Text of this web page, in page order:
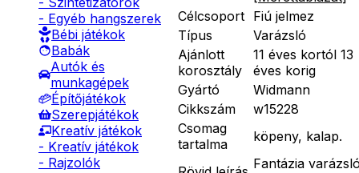
- Egyéb hangszerek
Bébi játékok
Babák
Autók és
munkagépek
Építőjátékok
Szerepjátékok
Kreatív játékok
- Kreatív játékok
- Rajzolók
Célcsoport Fiú jelmez
Típus
Varázsló
Ajánlott
korosztály
11 éves kortól 13
éves korig
Gyártó
Widmann
Cikkszám
w15228
Csomag
tartalma
köpeny, kalap.
Fantázia